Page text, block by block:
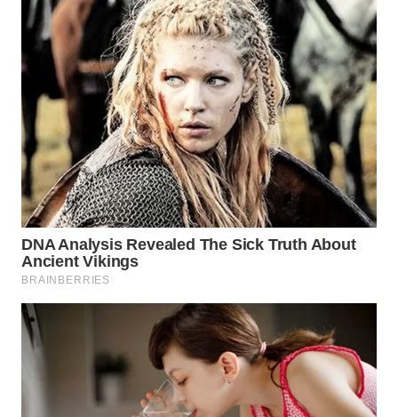
WN
LABUANBAJO
WN
BORNEO
Wahana
Media
Group
WAHANA
NEWS
WAHANA